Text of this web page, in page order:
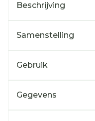
Beschrijving
Samenstelling
Gebruik
Gegevens